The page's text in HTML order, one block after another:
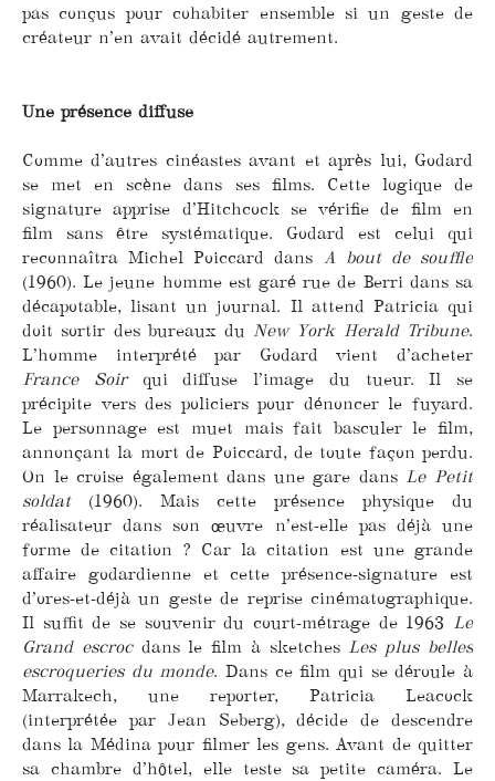
pas conçus pour cohabiter ensemble si un geste de
créateur n’en avait décidé autrement.
Une présence diffuse
Comme d’autres cinéastes avant et après lui, Godard
se met en scène dans ses films. Cette logique de
signature apprise d’Hitchcock se vérifie de film en
film sans être systématique. Godard est celui qui
reconnaîtra Michel Poiccard dans A bout de souffle
(1960). Le jeune homme est garé rue de Berri dans sa
décapotable, lisant un journal. Il attend Patricia qui
doit sortir des bureaux du New York Herald Tribune.
L’homme interprété par Godard vient d’acheter
France Soirqui diffuse l’image du tueur. Il se
précipite vers des policiers pour dénoncer le fuyard.
Le personnage est muet mais fait basculer le film,
annonçant la mort de Poiccard, de toute façon perdu.
On le croise également dans une gare dans Le Petit
soldat(1960). Mais cette présence physique du
réalisateur dans son œuvre n’est-elle pas déjà une
forme de citation ? Car la citation est une grande
affaire godardienne et cette présence-signature est
d’ores-et-déjà un geste de reprise cinématographique.
Il suffit de se souvenir du court-métrage de 1963 Le
Grand escrocdans le film à sketches Les plus belles
escroqueries du monde. Dans ce film qui se déroule à
Marrakech, une reporter, Patricia Leacock
(interprétée par Jean Seberg), décide de descendre
dans la Médina pour filmer les gens. Avant de quitter
sa chambre d’hôtel, elle teste sa petite caméra. Le